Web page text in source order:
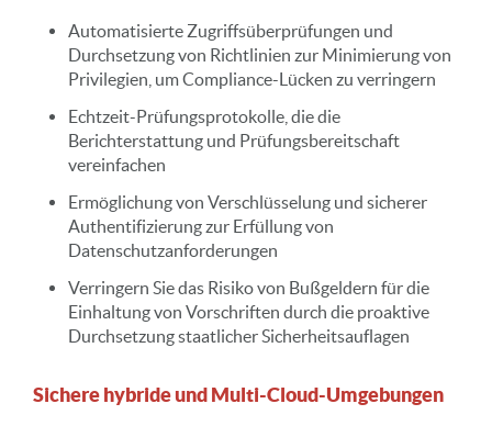
Automatisierte Zugriffsüberprüfungen und
Durchsetzung von Richtlinien zur Minimierung von
Privilegien, um Compliance-Lücken zu verringern
Echtzeit-Prüfungsprotokolle, die die
Berichterstattung und Prüfungsbereitschaft
vereinfachen
Ermöglichung von Verschlüsselung und sicherer
Authentifizierung zur Erfüllung von
Datenschutzanforderungen
Verringern Sie das Risiko von Bußgeldern für die
Einhaltung von Vorschriften durch die proaktive
Durchsetzung staatlicher Sicherheitsauflagen
Sichere hybride und Multi-Cloud-Umgebungen